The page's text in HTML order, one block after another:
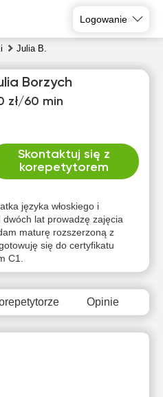
Logowanie
Julia B.
Borzych
zł/60 min
Skontaktuj się z
korepetytorem
języka włoskiego i
dwóch lat prowadzę zajęcia
maturę rozszerzoną z
się do certyfikatu
C1.
Opinie
10
11
Brak
dostępnych
terminów
Brak
dostępnychdostępnych
terminów